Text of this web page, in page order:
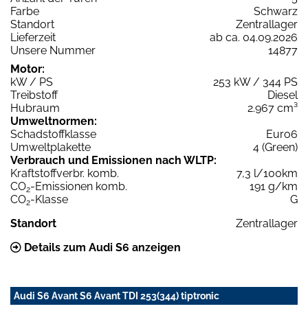
Farbe
Schwarz
Standort
Zentrallager
Lieferzeit
ab ca. 04.09.2026
Unsere Nummer
14877
Motor:
kW / PS
253 kW / 344 PS
Treibstoff
Diesel
Hubraum
2.967 cm³
Umweltnormen:
Schadstoffklasse
Euro6
Umweltplakette
4 (Green)
Verbrauch und Emissionen nach WLTP:
Kraftstoffverbr. komb.
7,3 l/100km
CO2-Emissionen komb.
191 g/km
CO2-Klasse
G
Standort
Zentrallager
Details zum Audi S6 anzeigen
Audi S6 Avant S6 Avant TDI 253(344) tiptronic